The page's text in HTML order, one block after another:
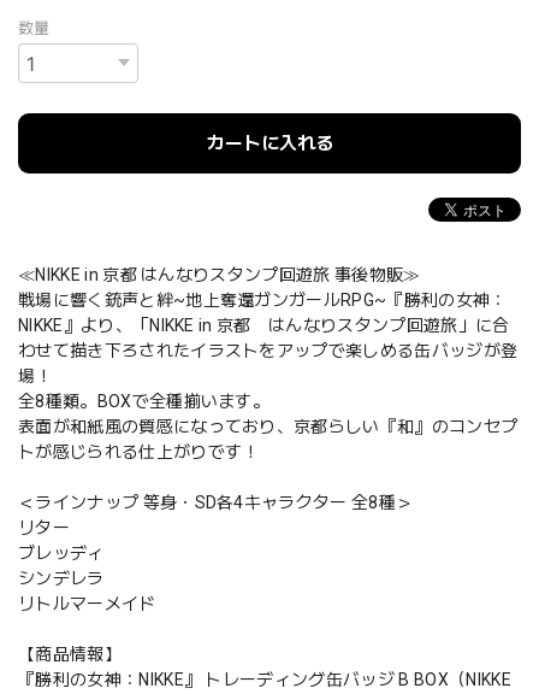
数量
カートに入れる
≪NIKKE in 京都 はんなりスタンプ回遊旅 事後物販≫
戦場に響く銃声と絆~地上奪還ガンガールRPG~『勝利の女神：
NIKKE』より、「NIKKE in 京都 はんなりスタンプ回遊旅」に合
わせて描き下ろされたイラストをアップで楽しめる缶バッジが登
場！
全8種類。BOXで全種揃います。
表面が和紙風の質感になっており、京都らしい『和』のコンセプ
トが感じられる仕上がりです！
＜ラインナップ 等身・SD各4キャラクター 全8種＞
リター
ブレッディ
シンデレラ
リトルマーメイド
【商品情報】
『勝利の女神：NIKKE』 トレーディング缶バッジ B BOX（NIKKE